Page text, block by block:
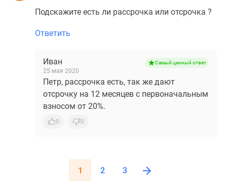
Подскажите есть ли рассрочка или отсрочка ?
Ответить
Иван
25 мая 2020
Самый ценный ответ
Петр, рассрочка есть, так же дают
отсрочку на 12 месяцев с первоначальным
взносом от 20%.
0 0
1 2 3